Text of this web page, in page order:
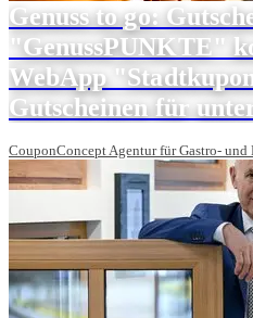
Genuss to go:
"GenussPUNKTE"
WebApp
Gutscheinen für
CouponConcept Agentur für Gastro- und